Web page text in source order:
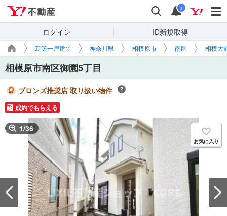
検索 通知
i
ログイン ID新規取得
新築一戸建て 神奈川県 相模原市 南区 相模大
相模原市南区御園5丁目
ブロンズ推奨店 取り扱い物件
成約でもらえる
1/36
お気に入り